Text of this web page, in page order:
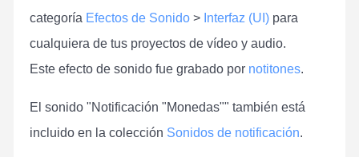
categoría Efectos de Sonido > Interfaz (UI) para
cualquiera de tus proyectos de vídeo y audio.
Este efecto de sonido fue grabado por notitones.
El sonido "Notificación "Monedas"" también está
incluido en la colección Sonidos de notificación.